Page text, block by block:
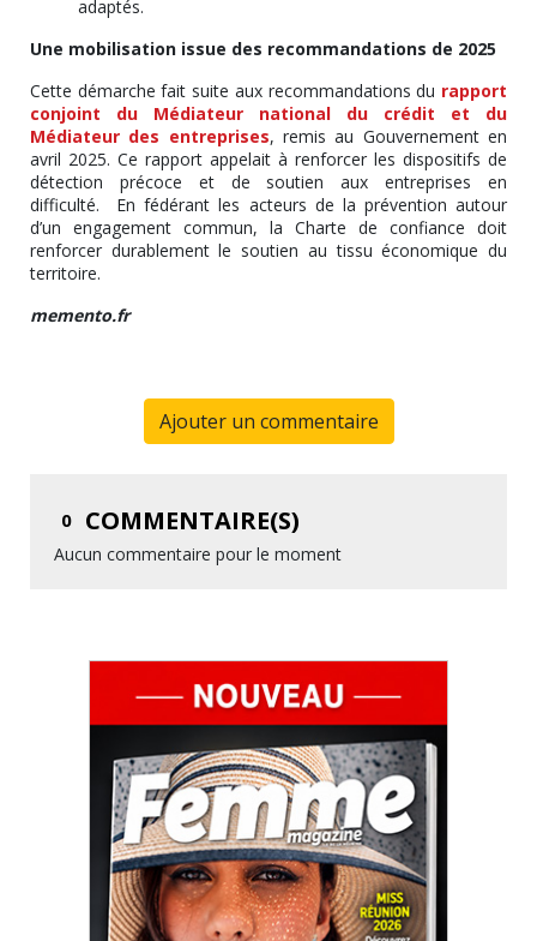
adaptés.
Une mobilisation issue des recommandations de 2025
Cette démarche fait suite aux recommandations du rapport
conjoint du Médiateur national du crédit et du
Médiateur des entreprises, remis au Gouvernement en
avril 2025. Ce rapport appelait à renforcer les dispositifs de
détection précoce et de soutien aux entreprises en
difficulté. En fédérant les acteurs de la prévention autour
d’un engagement commun, la Charte de confiance doit
renforcer durablement le soutien au tissu économique du
territoire.
memento.fr
Ajouter un commentaire
0 COMMENTAIRE(S)
Aucun commentaire pour le moment